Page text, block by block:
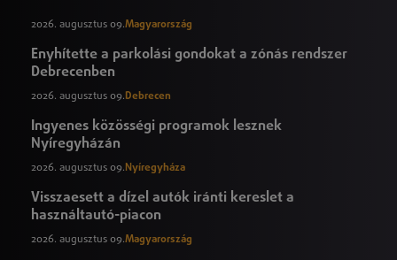
2026. augusztus 09.Magyarország
Enyhítette a parkolási gondokat a zónás rendszer
Debrecenben
2026. augusztus 09.Debrecen
Ingyenes közösségi programok lesznek
Nyíregyházán
2026. augusztus 09. Nyíregyháza
Visszaesett a dízel autók iránti kereslet a
használtautó-piacon
2026. augusztus 09.Magyarország